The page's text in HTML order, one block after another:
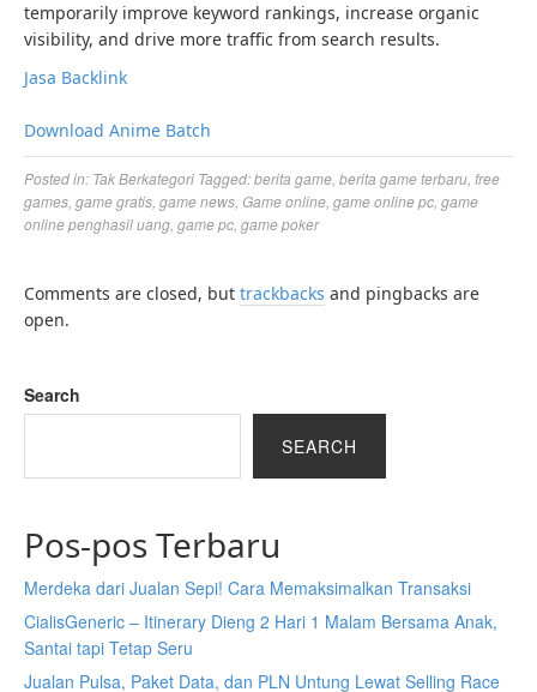
temporarily improve keyword rankings, increase organic
visibility, and drive more traffic from search results.
Jasa Backlink
Download Anime Batch
Posted in: Tak Berkategori Tagged:berita game berita game terbaru free
games game gratis game news Game online game online pc game
online penghasil uang game pc game poker
Comments are closed, but trackbacks and pingbacks are
open.
Search
SEARCH
Pos-pos Terbaru
Merdeka dari Jualan Sepi! Cara Memaksimalkan Transaksi
CialisGeneric – Itinerary Dieng 2 Hari 1 Malam Bersama Anak,
Santai tapi Tetap Seru
Jualan Pulsa, Paket Data, dan PLN Untung Lewat Selling Race